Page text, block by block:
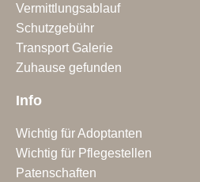
Vermittlungsablauf
Schutzgebühr
Transport Galerie
Zuhause gefunden
Info
Wichtig für Adoptanten
Wichtig für Pflegestellen
Patenschaften